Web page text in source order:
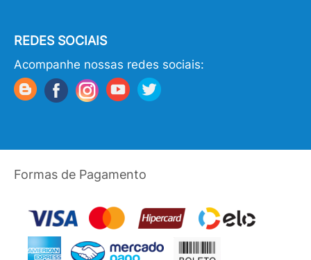
REDES SOCIAIS
Acompanhe nossas redes sociais:
Formas de Pagamento